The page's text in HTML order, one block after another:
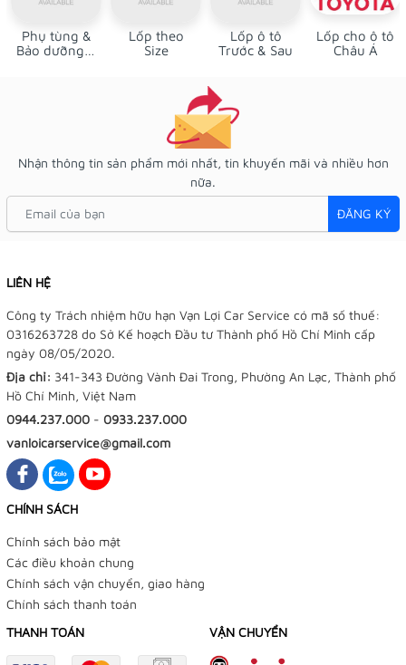
Phụ tùng &
Bảo dưỡng ô
Lốp theo
Size
Lốp ô tô
Trước & Sau
Lốp cho ô tô
Châu Á
Nhận thông tin sản phẩm mới nhất, tin khuyến mãi và nhiều hơn
nữa.
ĐĂNG KÝ
LIÊN HỆ
Công ty Trách nhiệm hữu hạn Vạn Lợi Car Service có mã số thuế:
0316263728 do Sở Kế hoạch Đầu tư Thành phố Hồ Chí Minh cấp
ngày 08/05/2020.
Địa chỉ: 341-343 Đường Vành Đai Trong, Phường An Lạc, Thành phố
Hồ Chí Minh, Việt Nam
0944.237.000 - 0933.237.000
vanloicarservice@gmail.com
CHÍNH SÁCH
Chính sách bảo mật
Các điều khoản chung
Chính sách vận chuyển, giao hàng
Chính sách thanh toán
THANH TOÁN
VẬN CHUYỂN